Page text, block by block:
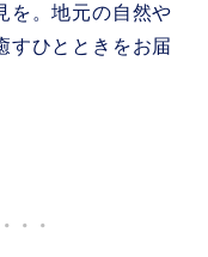
を。地元の自然や
すひとときをお届